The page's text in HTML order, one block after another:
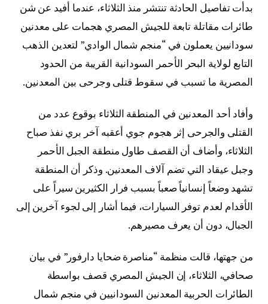
بدأت تفاصيل الحادثة تنتشر منذ الثلاثاء، عندما أفيد عن شن
طائرات مقاتلة تابعة للجيش المصري هجمات على معدنين
سودانيين يعملون في “منجم شمال الوادي” لتعدين الذهب
التابع لولاية البحر الأحمر السودانية القريبة من الحدود
المصرية ما تسبب في سقوط قتلى وجرحى بين المعدنين.
وأفاد أحد المعدنين في المنطقة الثلاثاء بوقوع عدد من
القتلى والجرحى إثر هجوم جوي أعقبه آخر بري نفذ صباح
الثلاثاء، وأضاف أن القصف طاول منطقة الجبل الأحمر
وجبل عيقاد التي تضم آلاف المعدنين. وذكر أن المنطقة
تشهد وضعاً إنسانياً صعباً بسبب فرار الكثيرين سيراً على
الأقدام لعدم توفر السيارات، فيما أشار إلى لجوء آخرين إلى
الجبال، دون أن يعرف مصيرهم.
من جهتها، قالت منظمة “مناصرة ضحايا دارفور” في بيان
صحافي، الثلاثاء، إن الجيش المصري قصف بواسطة
الطائرات الحربية المعدنين السودانيين في منجم شمال